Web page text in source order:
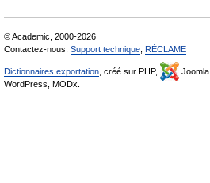
© Academic, 2000-2026
Contactez-nous: Support technique RÉCLAME
Dictionnaires exportation , créé sur PHP, Joomla,
WordPress, MODx.